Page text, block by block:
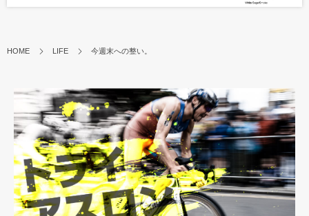
HOME LIFE 今週末への整い。